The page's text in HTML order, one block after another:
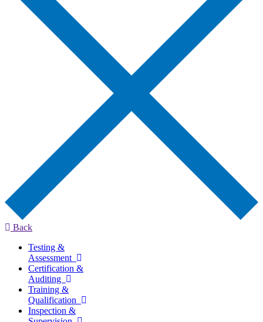
Back
Testing &
Assessment
Certification &
Auditing
Training &
Qualification
Inspection &